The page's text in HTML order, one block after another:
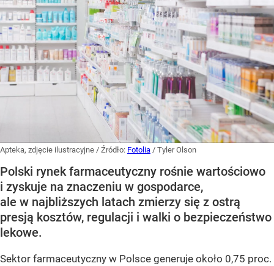
Apteka, zdjęcie ilustracyjne / Źródło: Fotolia / Tyler Olson
Polski rynek farmaceutyczny rośnie wartościowo
i zyskuje na znaczeniu w gospodarce,
ale w najbliższych latach zmierzy się z ostrą
presją kosztów, regulacji i walki o bezpieczeństwo
lekowe.
Sektor farmaceutyczny w Polsce generuje około 0,75 proc.